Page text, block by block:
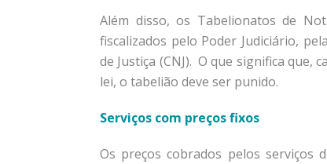
Além disso, os Tabelionatos de
fiscalizados pelo Poder Judiciário,
de Justiça (CNJ). O que significa que,
lei, o tabelião deve ser punido.
Serviços com preços fixos
Os preços cobrados pelos serviços